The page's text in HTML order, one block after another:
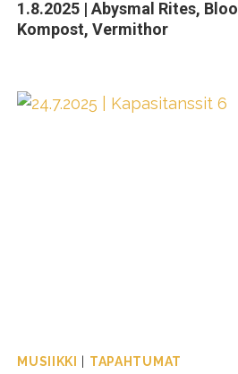
1.8.2025 | Abysmal Rites,
Kompost, Vermithor
MUSIIKKI TAPAHTUMAT